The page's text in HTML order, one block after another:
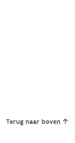
Terug naar boven